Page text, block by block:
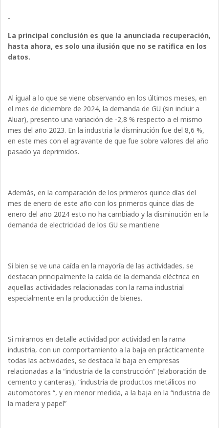
La principal conclusión es que la anunciada recuperación,
hasta ahora, es solo una ilusión que no se ratifica en los
datos.
Al igual a lo que se viene observando en los últimos meses, en
el mes de diciembre de 2024, la demanda de GU (sin incluir a
Aluar), presento una variación de -2,8 % respecto a el mismo
mes del año 2023. En la industria la disminución fue del 8,6 %,
en este mes con el agravante de que fue sobre valores del año
pasado ya deprimidos.
Además, en la comparación de los primeros quince días del
mes de enero de este año con los primeros quince días de
enero del año 2024 esto no ha cambiado y la disminución en la
demanda de electricidad de los GU se mantiene
Si bien se ve una caída en la mayoría de las actividades, se
destacan principalmente la caída de la demanda eléctrica en
aquellas actividades relacionadas con la rama industrial
especialmente en la producción de bienes.
Si miramos en detalle actividad por actividad en la rama
industria, con un comportamiento a la baja en prácticamente
todas las actividades, se destaca la baja en empresas
relacionadas a la “industria de la construcción” (elaboración de
cemento y canteras), “industria de productos metálicos no
automotores “, y en menor medida, a la baja en la “industria de
la madera y papel”